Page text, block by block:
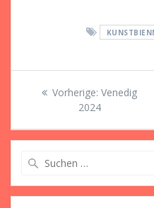
Vorherige: Vorheriger
Beitrag:
Venedig
2024